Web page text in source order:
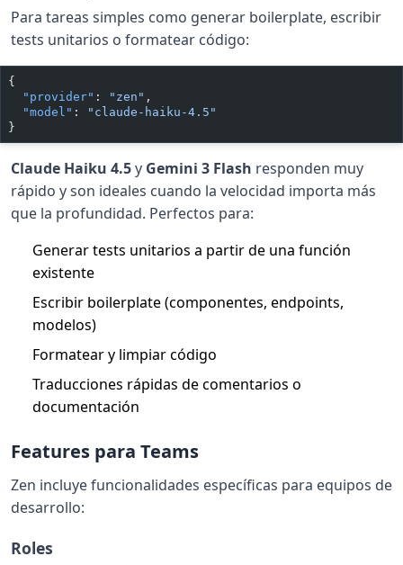
Para tareas simples como generar boilerplate, escribir
tests unitarios o formatear código:
{
  "provider"
: "zen" ,
  "model"
:
"claude-haiku-4.5"
}
Claude Haiku 4.5y Gemini 3 Flash responden muy
rápido y son ideales cuando la velocidad importa más
que la profundidad. Perfectos para:
Generar tests unitarios a partir de una función
existente
Escribir boilerplate (componentes, endpoints,
modelos)
Formatear y limpiar código
Traducciones rápidas de comentarios o
documentación
Features para Teams
Zen incluye funcionalidades específicas para equipos de
desarrollo:
Roles